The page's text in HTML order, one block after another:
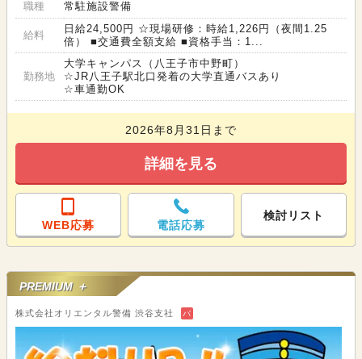
職種 常駐施設警備
給料
日給24,500円 ☆現場研修：時給1,226円（夜間1.25
倍） ■交通費全額支給 ■資格手当：1...
勤務地
大学キャンパス（八王子市中野町）
☆JR八王子駅北口発着の大学直通バスあり
☆車通勤OK
2026年8月31日まで
詳細を見る
WEB応募 電話応募
検討リスト
PREMIUM ＋
株式会社オリエンタル警備 渋谷支社 バ